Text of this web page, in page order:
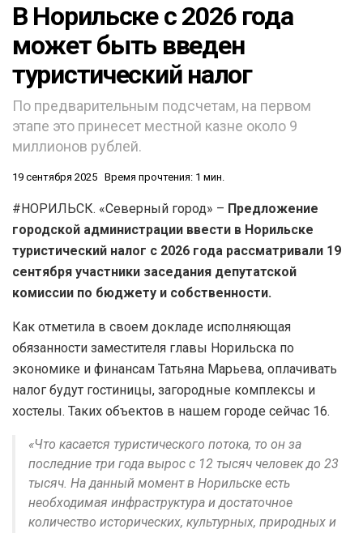
В Норильске с 2026 года
может быть введен
туристический налог
По предварительным подсчетам, на первом
этапе это принесет местной казне около 9
миллионов рублей.
19 сентября 2025 Время прочтения: 1 мин.
#НОРИЛЬСК. «Северный город» – Предложение
городской администрации ввести в Норильске
туристический налог с 2026 года рассматривали 19
сентября участники заседания депутатской
комиссии по бюджету и собственности.
Как отметила в своем докладе исполняющая
обязанности заместителя главы Норильска по
экономике и финансам Татьяна Марьева, оплачивать
налог будут гостиницы, загородные комплексы и
хостелы. Таких объектов в нашем городе сейчас 16.
«Что касается туристического потока, то он за
последние три года вырос с 12 тысяч человек до 23
тысяч. На данный момент в Норильске есть
необходимая инфраструктура и достаточное
количество исторических, культурных, природных и